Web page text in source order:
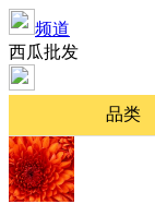
频道
西瓜批发
品类